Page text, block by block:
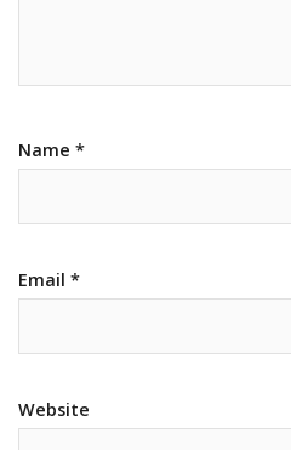
Name *
Email *
Website